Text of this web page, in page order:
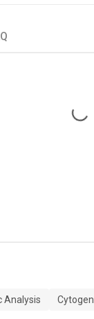
Loading...
Analysis